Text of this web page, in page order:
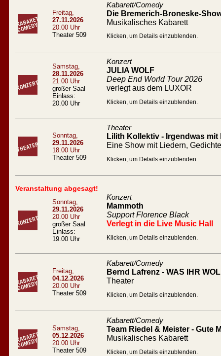
Freitag,
27.11.2026
20.00 Uhr
Theater 509
Kabarett/Comedy
Die Bremerich-Broneske-
Musikalisches Kabarett
Klicken, um Details einzublenden.
Samstag,
28.11.2026
21.00 Uhr
großer Saal
Einlass:
20.00 Uhr
Konzert
JULIA WOLF
Deep End World Tour 2026
verlegt aus dem LUXOR
Klicken, um Details einzublenden.
Sonntag,
29.11.2026
18.00 Uhr
Theater 509
Theater
Lilith Kollektiv - Irgendwas mit
Eine Show mit Liedern,
Klicken, um Details einzublenden.
Veranstaltung abgesagt!
Sonntag,
29.11.2026
20.00 Uhr
großer Saal
Einlass:
19.00 Uhr
Konzert
Mammoth
Support Florence Black
Verlegt in die Live Music Hall
Klicken, um Details einzublenden.
Freitag,
04.12.2026
20.00 Uhr
Theater 509
Kabarett/Comedy
Bernd Lafrenz - WAS IHR
Theater
Klicken, um Details einzublenden.
Samstag,
05.12.2026
20.00 Uhr
Theater 509
Kabarett/Comedy
Team Riedel & Meister - Gute
Musikalisches Kabarett
Klicken, um Details einzublenden.